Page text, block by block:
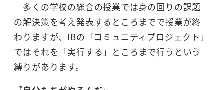
多くの学校の総合の授業では身の回りの課題
の解決策を考え発表するところまでで授業が終
わりますが、IBの「コミュニティプロジェクト」
ではそれを「実行する」ところまで行うという
縛りがあります。